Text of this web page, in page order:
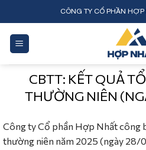
to
content
CÔNG TY CỔ PHẦN HỢP
CBTT: KẾT QUẢ
THƯỜNG NIÊN
Công ty Cổ phần Hợp Nhất
thường niên năm 2025 (ngày 28/